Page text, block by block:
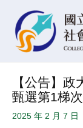
【公告】
甄選第1梯
2025 年 2 月 7 日
navigation
佈
日